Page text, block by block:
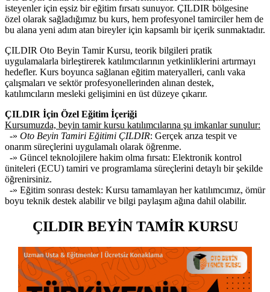
isteyenler için eşsiz bir eğitim fırsatı sunuyor. ÇILDIR bölgesine
özel olarak sağladığımız bu kurs, hem profesyonel tamirciler hem de
bu alana yeni adım atan bireyler için kapsamlı bir içerik sunmaktadır.
ÇILDIR Oto Beyin Tamir Kursu, teorik bilgileri pratik
uygulamalarla birleştirerek katılımcılarının yetkinliklerini artırmayı
hedefler. Kurs boyunca sağlanan eğitim materyalleri, canlı vaka
çalışmaları ve sektör profesyonellerinden alınan destek,
katılımcıların mesleki gelişimini en üst düzeye çıkarır.
ÇILDIR İçin Özel Eğitim İçeriği
Kursumuzda, beyin tamir kursu katılımcılarına şu imkanlar sunulur:
-» Oto Beyin Tamiri Eğitimi ÇILDIR: Gerçek arıza tespit ve
onarım süreçlerini uygulamalı olarak öğrenme.
-» Güncel teknolojilere hakim olma fırsatı: Elektronik kontrol
üniteleri (ECU) tamiri ve programlama süreçlerini detaylı bir şekilde
öğrenirsiniz.
-» Eğitim sonrası destek: Kursu tamamlayan her katılımcımız, ömür
boyu teknik destek alabilir ve bilgi paylaşım ağına dahil olabilir.
ÇILDIR BEYİN TAMİR KURSU